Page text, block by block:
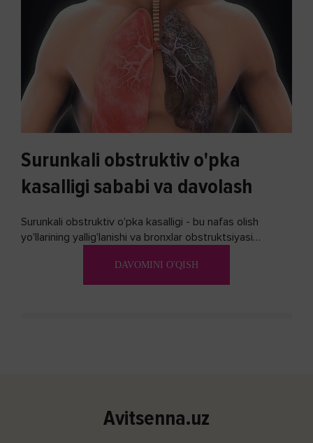
Surunkali obstruktiv o'pka
kasalligi sababi va davolash
Surunkali obstruktiv o'pka kasalligi - bu nafas olish
yo'llarining yallig'lanishi va bronxlar obstruktsiyasi
DAVOMINI O'QISH
Avitsenna.uz